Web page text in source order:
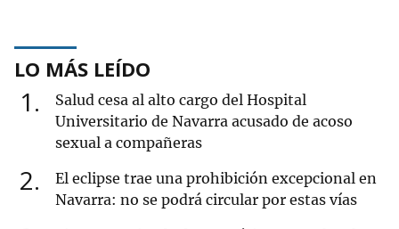
LO MÁS LEÍDO
1
Salud cesa al alto cargo del Hospital
Universitario de Navarra acusado de acoso
sexual a compañeras
2
El eclipse trae una prohibición excepcional en
Navarra: no se podrá circular por estas vías